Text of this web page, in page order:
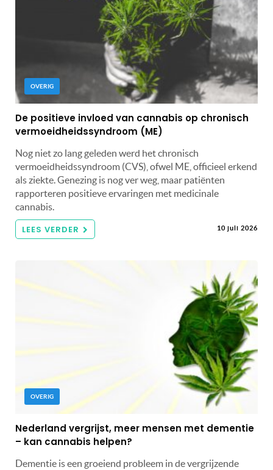
OVERIG
De positieve invloed van cannabis op chronisch
vermoeidheidssyndroom (ME)
Nog niet zo lang geleden werd het chronisch
vermoeidheidssyndroom (CVS), ofwel ME, officieel erkend
als ziekte. Genezing is nog ver weg, maar patiënten
rapporteren positieve ervaringen met medicinale
cannabis.
LEES VERDER 10 juli 2026
OVERIG
Nederland vergrijst, meer mensen met dementie
– kan cannabis helpen?
Dementie is een groeiend probleem in de vergrijzende